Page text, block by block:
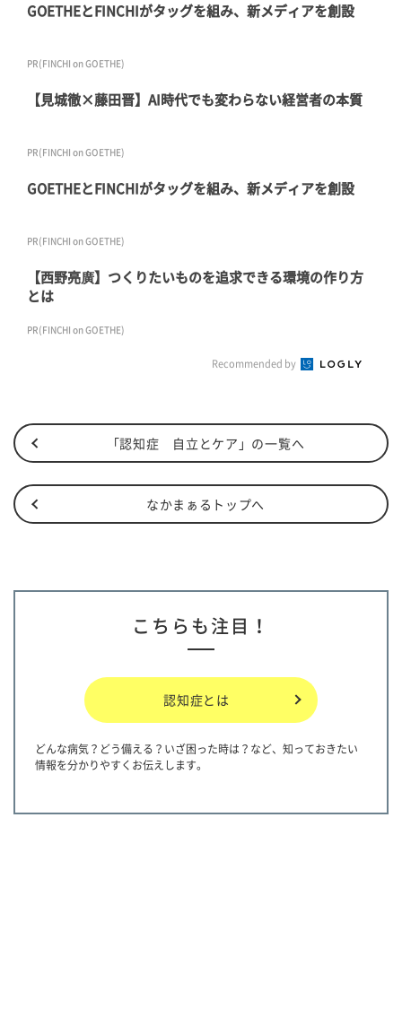
GOETHEとFINCHIがタッグを組み、新メディアを創設
PR(FINCHI on GOETHE)
【見城徹×藤田晋】AI時代でも変わらない経営者の本質
PR(FINCHI on GOETHE)
GOETHEとFINCHIがタッグを組み、新メディアを創設
PR(FINCHI on GOETHE)
【西野亮廣】つくりたいものを追求できる環境の作り方
とは
PR(FINCHI on GOETHE)
Recommended by
「認知症 自立とケア」の一覧へ
なかまぁるトップへ
こちらも注目！
認知症とは
どんな病気？どう備える？いざ困った時は？など、知っておきたい
情報を分かりやすくお伝えします。